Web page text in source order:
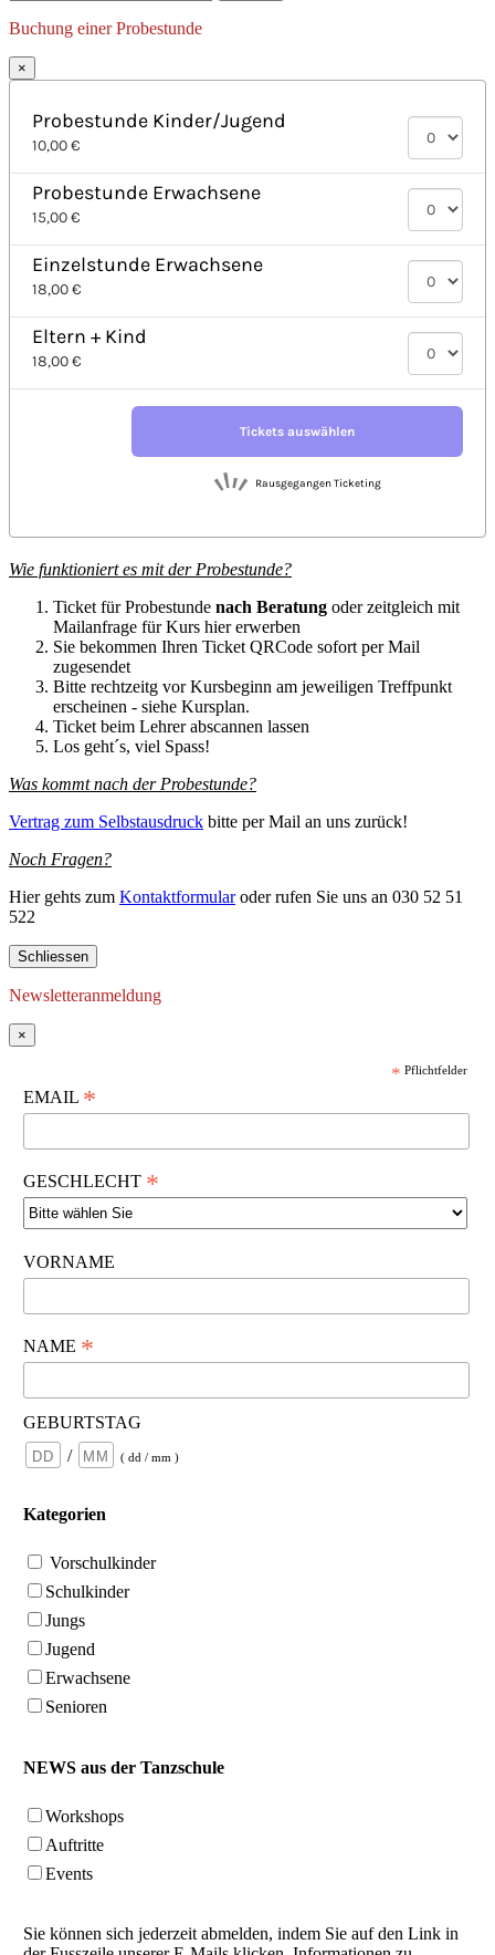
Buchung einer Probestunde
×
Wie funktioniert es mit der Probestunde?
Ticket für Probestunde nach Beratung oder zeitgleich mit
Mailanfrage für Kurs hier erwerben
Sie bekommen Ihren Ticket QRCode sofort per Mail
zugesendet
Bitte rechtzeitg vor Kursbeginn am jeweiligen Treffpunkt
erscheinen - siehe Kursplan.
Ticket beim Lehrer abscannen lassen
Los geht´s, viel Spass!
Was kommt nach der Probestunde?
Vertrag zum Selbstausdruck bitte per Mail an uns zurück!
Noch Fragen?
Hier gehts zum Kontaktformularoder rufen Sie uns an 030 52 51
522
Schliessen
Newsletteranmeldung
×
* Pflichtfelder
EMAIL *
GESCHLECHT *
VORNAME
NAME *
GEBURTSTAG
/
( dd / mm )
Kategorien
Vorschulkinder
Schulkinder
Jungs
Jugend
Erwachsene
Senioren
NEWS aus der Tanzschule
Workshops
Auftritte
Events
Sie können sich jederzeit abmelden, indem Sie auf den Link in